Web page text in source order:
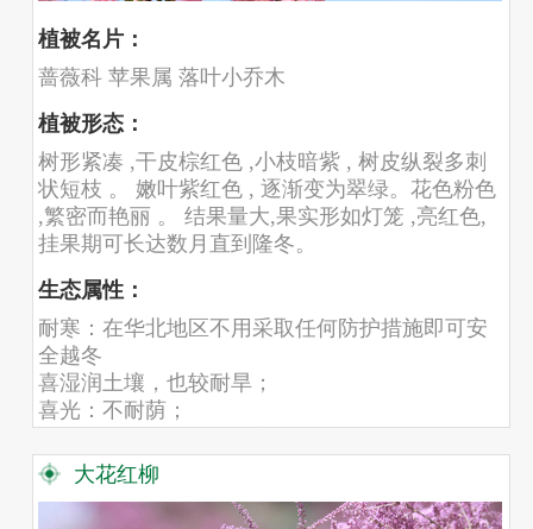
植被名片：
蔷薇科 苹果属 落叶小乔木
植被形态：
树形紧凑 ,干皮棕红色 ,小枝暗紫 , 树皮纵裂多刺
状短枝 。 嫩叶紫红色 , 逐渐变为翠绿。花色粉色
,繁密而艳丽 。 结果量大,果实形如灯笼 ,亮红色,
挂果期可长达数月直到隆冬。
生态属性：
耐寒：在华北地区不用采取任何防护措施即可安
全越冬
喜湿润土壤，也较耐旱；
喜光：不耐荫；
有一定耐盐碱力。
大花红柳